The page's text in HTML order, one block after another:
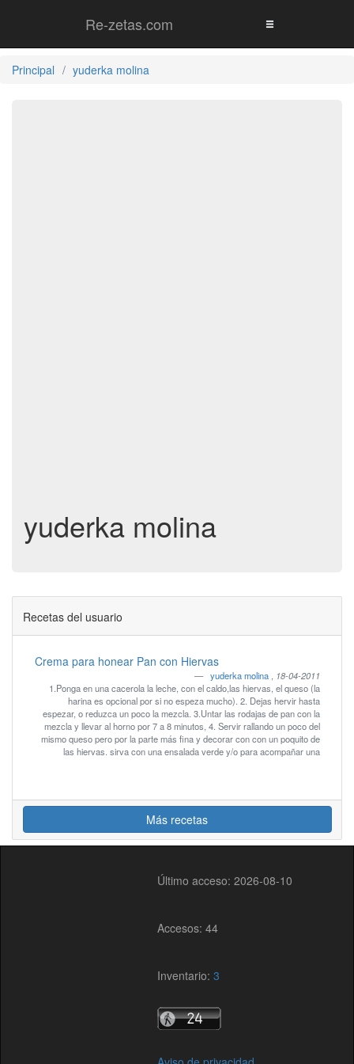
Re-zetas.com
Principal yuderka molina
yuderka molina
Recetas del usuario
Crema para honear Pan con Hiervas
yuderka molina
18-04-2011
1.Ponga en una cacerola la leche, con el caldo,las hiervas, el queso (la
harina es opcional por si no espeza mucho). 2. Dejas hervir hasta
espezar, o reduzca un poco la mezcla. 3.Untar las rodajas de pan con la
mezcla y llevar al horno por 7 a 8 minutos, 4. Servir rallando un poco del
mismo queso pero por la parte más fina y decorar con con un poquito de
las hiervas. sirva con una ensalada verde y/o para acompañar una
Más recetas
Último acceso: 2026-08-10
Accesos: 44
Inventario:3